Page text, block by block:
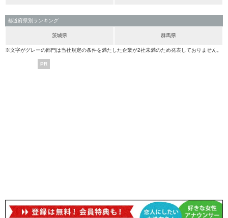
都道府県別ランキング
茨城県 群馬県
※文字がグレーの部門は当社規定の条件を満たした企業が2社未満のため発表しておりません。
PR